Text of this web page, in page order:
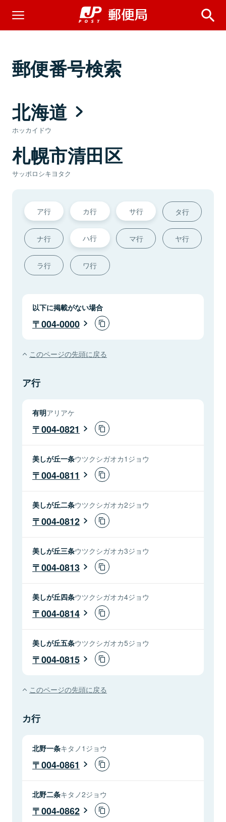
郵便番号検索
北海道
ホッカイドウ
札幌市清田区
サッポロシキヨタク
ア行 カ行 サ行 タ行
ナ行 ハ行 マ行 ヤ行
ラ行 ワ行
以下に掲載がない場合
004-0000
このページの先頭に戻る
ア行
有明アリアケ
004-0821
美しが丘一条ウツクシガオカ1ジョウ
004-0811
美しが丘二条ウツクシガオカ2ジョウ
004-0812
美しが丘三条ウツクシガオカ3ジョウ
004-0813
美しが丘四条ウツクシガオカ4ジョウ
004-0814
美しが丘五条ウツクシガオカ5ジョウ
004-0815
このページの先頭に戻る
カ行
北野一条キタノ1ジョウ
004-0861
北野二条キタノ2ジョウ
004-0862